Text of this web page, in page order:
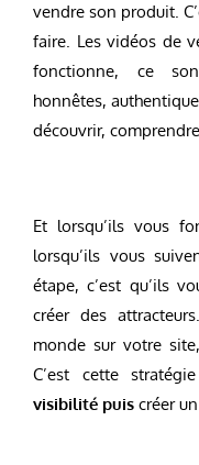
vendre son produit.
faire. Les vidéos de
fonctionne, ce
honnêtes,
découvrir,
Et lorsqu’ils vous
lorsqu’ils vous
étape, c’est qu’ils
créer des
monde sur votre
C’est cette
visibilité puis créer